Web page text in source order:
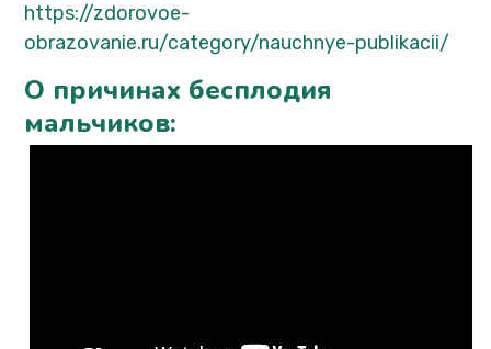
https://zdorovoe-
obrazovanie.ru/category/nauchnye-publikacii/
О причинах бесплодия
мальчиков: